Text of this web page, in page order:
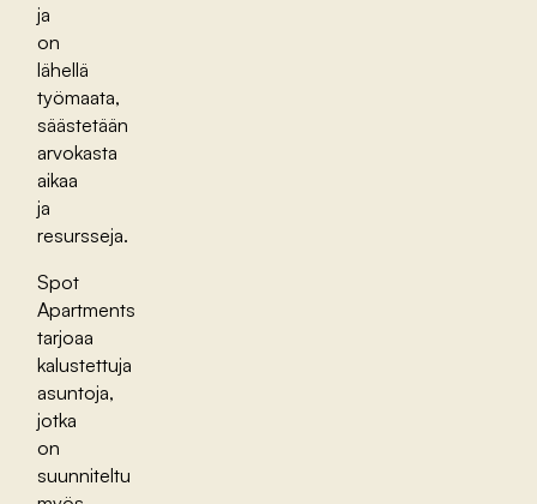
ja
on
lähellä
työmaata,
säästetään
arvokasta
aikaa
ja
resursseja.
Spot
Apartments
tarjoaa
kalustettuja
asuntoja,
jotka
on
suunniteltu